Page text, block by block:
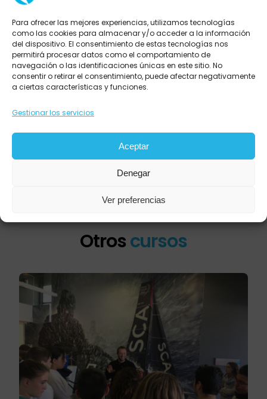
Para ofrecer las mejores experiencias, utilizamos tecnologías
como las cookies para almacenar y/o acceder a la información
del dispositivo. El consentimiento de estas tecnologías nos
permitirá procesar datos como el comportamiento de
navegación o las identificaciones únicas en este sitio. No
consentir o retirar el consentimiento, puede afectar negativamente
a ciertas características y funciones.
Gestionar los servicios
Aceptar
Denegar
Ver preferencias
Otroscursos